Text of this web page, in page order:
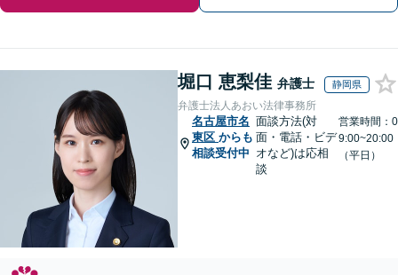
堀口 恵梨佳 弁護士 静岡県
弁護士法人あおい法律事務所
名古屋市名
東区 からも
相談受付中
面談方法(対
面・電話・ビデ
オなど)は応相
談
営業時間：0
9:00~20:00
（平日）